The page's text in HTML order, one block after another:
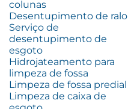
colunas
Desentupimento de ralo
Serviço de
desentupimento de
esgoto
Hidrojateamento para
limpeza de fossa
Limpeza de fossa predial
Limpeza de caixa de